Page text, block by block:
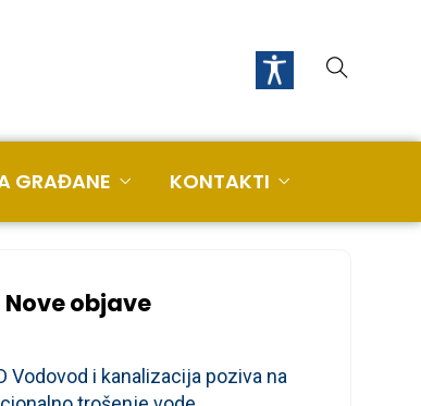
GRAĐANE KONTAKTI
Nove objave
Vodovod i kanalizacija poziva na